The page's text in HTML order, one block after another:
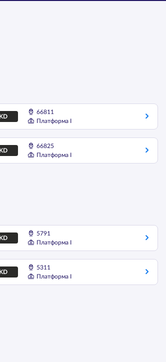
KD
66811
Платформа I
KD
66825
Платформа I
KD
5791
Платформа I
KD
5311
Платформа I